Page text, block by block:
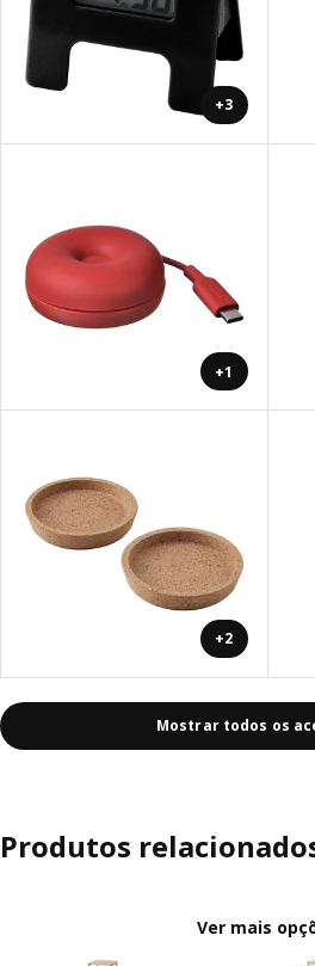
+3
+1
+2
Mostrar todos os
Produtos
Ver mais